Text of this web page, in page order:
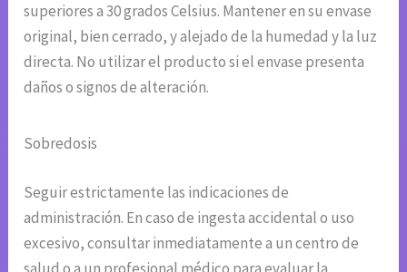
superiores a 30 grados Celsius. Mantener en su envase
original, bien cerrado, y alejado de la humedad y la luz
directa. No utilizar el producto si el envase presenta
daños o signos de alteración.
Sobredosis
Seguir estrictamente las indicaciones de
administración. En caso de ingesta accidental o uso
excesivo, consultar inmediatamente a un centro de
salud o a un profesional médico para evaluar la